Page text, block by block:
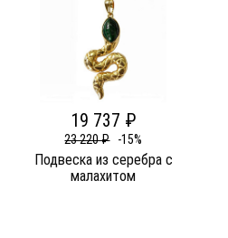
19 737 ₽
23 220 ₽ -15%
Подвеска из серебра c
малахитом